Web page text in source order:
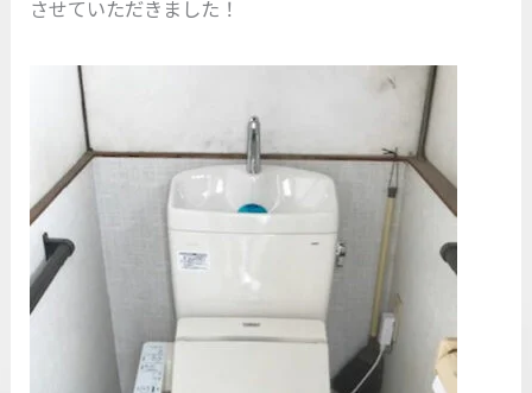
させていただきました！